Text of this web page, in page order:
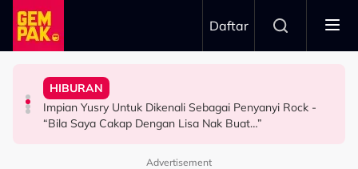
Skip to main content
Daftar
GAYA HIDUP
Ramai Masih Bujang Bukan Kerana Memilih Tetapi...
HIBURAN
Impian Yusry Untuk Dikenali Sebagai Penyanyi Rock -
“Bila Saya Cakap Dengan Lisa Nak Buat…”
HIBURAN
Ramai Sangka Adik-Beradik, Ali Reza Akhirnya Dedah
Hubungan Sebenar Dengan Idris Khan
HIBURAN
“Ramai Pihak Dekati Saya, Jaclyn Victor & Ning Baizura
Untuk…” - Shila Amzah
Advertisement